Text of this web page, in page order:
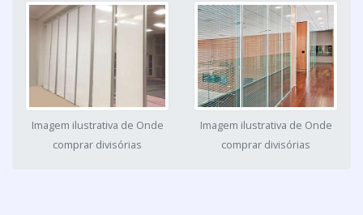
Imagem ilustrativa de Onde
comprar divisórias
Imagem ilustrativa de Onde
comprar divisórias